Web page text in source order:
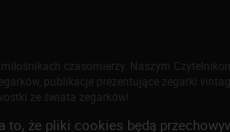
czasomierzy. Naszym
publikacje prezentujące zegarki
ze świata zegarków!
orazpolityki prywatności
że pliki cookies będą